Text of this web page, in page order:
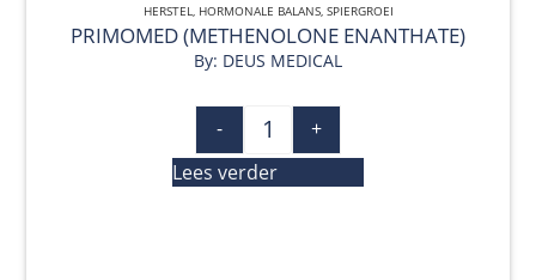
QUICK VIEW
HERSTEL HORMONALE BALANS, SPIERGROEI
PRIMOMED (METHENOLONE ENANTHATE)
By: DEUS MEDICAL
-
+
Lees verder